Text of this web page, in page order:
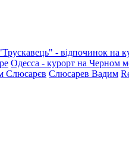
- відпочинок на
Одесса - курорт на Черном
Слюсарєв Слюсарев Вадим